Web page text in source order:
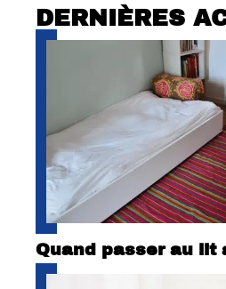
DERNIÈRES
Quand passer au lit